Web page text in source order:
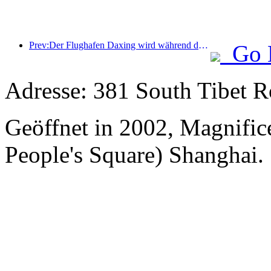
Prev:Der Flughafen Daxing wird während der Feiertage zum „Nationalfeiertag“ im Jahr 2025 über 1,3 Millionen Passagiere befördern
Go
Adresse: 381 South Tibet
Geöffnet in 2002,
People's Square) Shanghai.